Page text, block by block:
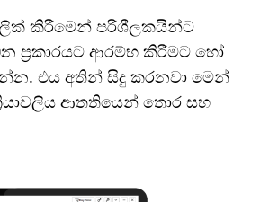
කිරීමෙන් පරිශීලකයින්ට
ප්‍රකාරයට ආරම්භ කිරීමට හෝ
එය අතින් සිදු කරනවා මෙන්
ආතතියෙන් තොර සහ